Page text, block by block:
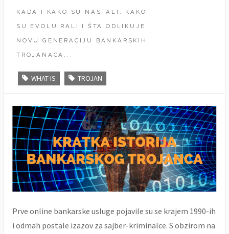
KADA I KAKO SU NASTALI, KAKO
SU EVOLUIRALI I ŠTA ODLIKUJE
NOVU GENERACIJU BANKARSKIH
TROJANACA...
WHAT-IS TROJAN
Prve online bankarske usluge pojavile su se krajem 1990-ih
i odmah postale izazov za sajber-kriminalce. S obzirom na